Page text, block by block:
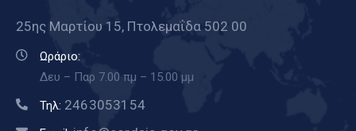
25ης Μαρτίου 15, Πτολεμαΐδα 502 00
Ωράριο:
Δευ – Παρ 7.00 πμ – 15.00 μμ
Τηλ: 2463053154